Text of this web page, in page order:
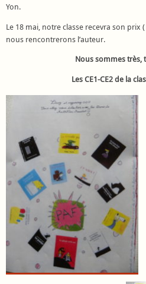
Yon.
Le 18 mai, notre classe recevra son prix
nous rencontrerons l’auteur.
Nous sommes très,
Les CE1-CE2 de la